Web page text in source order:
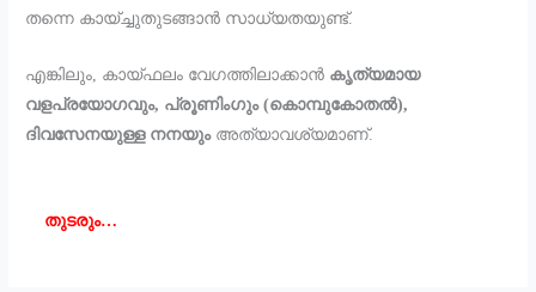
തന്നെ കായ്ച്ചുതുടങ്ങാൻ സാധ്യതയുണ്ട്.
എങ്കിലും, കായ്ഫലം വേഗത്തിലാക്കാൻ കൃത്യമായ
വളപ്രയോഗവും, പ്രൂണിംഗും (കൊമ്പുകോതൽ),
ദിവസേനയുള്ള നനയുംഅത്യാവശ്യമാണ്.
തുടരും…